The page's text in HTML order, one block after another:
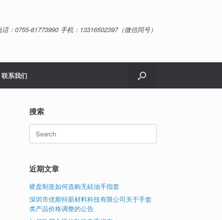
：0755-81773990 手机：13316502397（微信同号）
联系我们
搜索
Search
for:
近期文章
硬盘制造如何选购无硅油手指套
深圳市优斯特新材料科技有限公司关于手套
类产品价格调整的公告